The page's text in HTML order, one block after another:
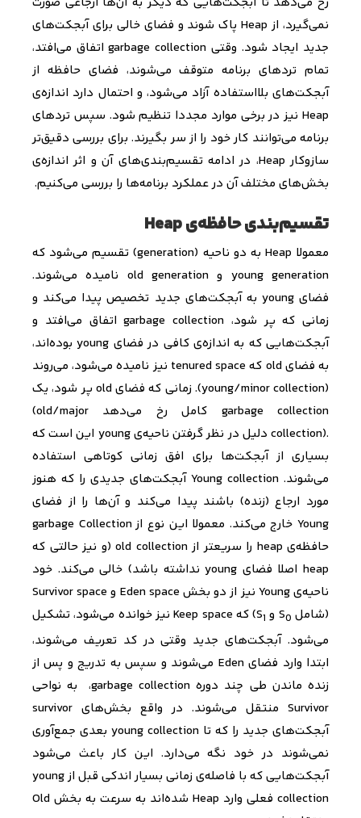
نمی‌گیرد، از Heapپاک شوند و فضای خالی برای آبجکت‌های
جدید ایجاد شود. وقتی garbage collectionاتفاق می‌افتد،
تمام تردهای برنامه متوقف می‌شوند، فضای حافظه از
آبجکت‌های بلااستفاده آزاد می‌شود، و احتمال دارد اندازه‌ی
Heap نیز در برخی موارد مجددا تنظیم شود. سپس تردهای
برنامه می‌توانند کار خود را از سر بگیرند. برای بررسی دقیق‌تر
سازوکار Heap، در ادامه تقسیم‌بندی‌های آن و اثر اندازه‌ی
بخش‌های مختلف آن در عملکرد برنامه‌ها را بررسی می‌کنیم.
تقسیم‌بندی حافظه‌ی Heap
معمولا Heap به دو ناحیه (generation) تقسیم می‌شود که
young generation و old generation نامیده می‌شوند.
فضایyoung به آبجکت‌های جدید تخصیص پیدا می‌کند و
زمانی که پر شود، garbage collectionاتفاق می‌افتد و
آبجکت‌هایی که به اندازه‌ی کافی در فضای youngبوده‌اند،
به فضای old که tenured space نیز نامیده می‌شود، می‌روند
(young/minor collection). زمانی که فضای old پر شود، یک
garbage collection کامل رخ می‌دهد (old/major
collection).دلیل در نظر گرفتن ناحیه‌یyoung این است که
بسیاری از آبجکت‌ها برای افق زمانی کوتاهی استفاده
می‌شوند. Young collection آبجکت‌های جدیدی را که هنوز
مورد ارجاع (زنده) باشند پیدا می‌کند و آن‌ها را از فضای
Young خارج می‌کند. معمولا این نوع از garbage Collection
حافظه‌ی heap را سریعتر از old collection (و نیز حالتی که
heap اصلا فضای youngنداشته باشد) خالی می‌کند. خود
ناحیه‌یYoung نیز از دو بخش Eden space و Survivor space
(شامل S0 و S1 ) که Keep spaceنیز خوانده می‌شود، تشکیل
می‌شود. آبجکت‌های جدید وقتی در کد تعریف می‌شوند،
ابتدا وارد فضای Eden می‌شوند و سپس به تدریج و پس از
زنده ماندن طی چند دوره garbage collection،
به نواحی
Survivor منتقل می‌شوند. در واقع بخش‌های survivor
آبجکت‌های جدید را که تا young collection بعدی جمع‌آوری
نمی‌شوند در خود نگه می‌دارد. این کار باعث می‌شود
آبجکت‌هایی که با فاصله‌ی زمانی بسیار اندکی قبل ازyoung
collection فعلی وارد Heap شده‌اند به سرعت به بخش Old